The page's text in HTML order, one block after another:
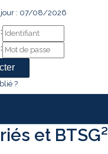
jour : 07/08/2026
?
et BTSG²